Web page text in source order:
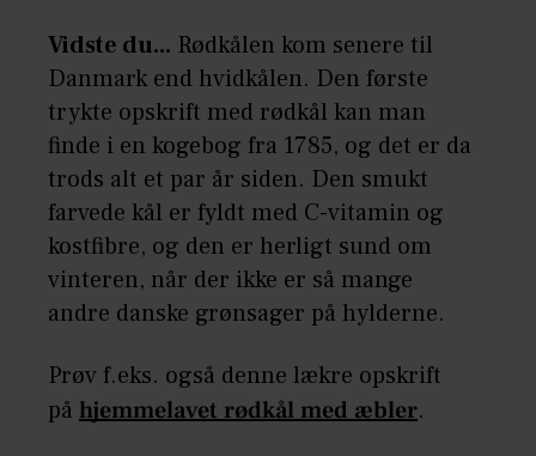
Vidste du... Rødkålen kom senere til
Danmark end hvidkålen. Den første
trykte opskrift med rødkål kan man
finde i en kogebog fra 1785, og det er da
trods alt et par år siden. Den smukt
farvede kål er fyldt med C-vitamin og
kostfibre, og den er herligt sund om
vinteren, når der ikke er så mange
andre danske grønsager på hylderne.
Prøv f.eks. også denne lækre opskrift
på hjemmelavet rødkål med æbler.